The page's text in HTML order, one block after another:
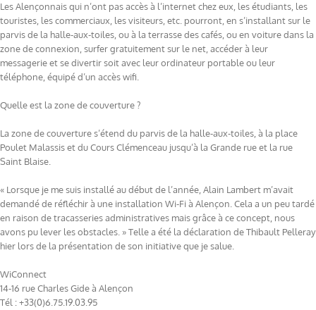
Les Alençonnais qui n’ont pas accès à l’internet chez eux, les étudiants, les
touristes, les commerciaux, les visiteurs, etc. pourront, en s’installant sur le
parvis de la halle-aux-toiles, ou à la terrasse des cafés, ou en voiture dans la
zone de connexion, surfer gratuitement sur le net, accéder à leur
messagerie et se divertir soit avec leur ordinateur portable ou leur
téléphone, équipé d’un accès wifi.
Quelle est la zone de couverture ?
La zone de couverture s’étend du parvis de la halle-aux-toiles, à la place
Poulet Malassis et du Cours Clémenceau jusqu’à la Grande rue et la rue
Saint Blaise.
« Lorsque je me suis installé au début de l’année, Alain Lambert m’avait
demandé de réfléchir à une installation Wi-Fi à Alençon. Cela a un peu tardé
en raison de tracasseries administratives mais grâce à ce concept, nous
avons pu lever les obstacles. » Telle a été la déclaration de Thibault Pelleray
hier lors de la présentation de son initiative que je salue.
WiConnect
14-16 rue Charles Gide à Alençon
Tél : +33(0)6.75.19.03.95